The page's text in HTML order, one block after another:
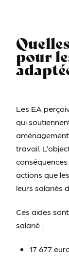
pour
Les EA
qui
travail.
actions que
leurs salariés
Ces aides
salarié :
17 677